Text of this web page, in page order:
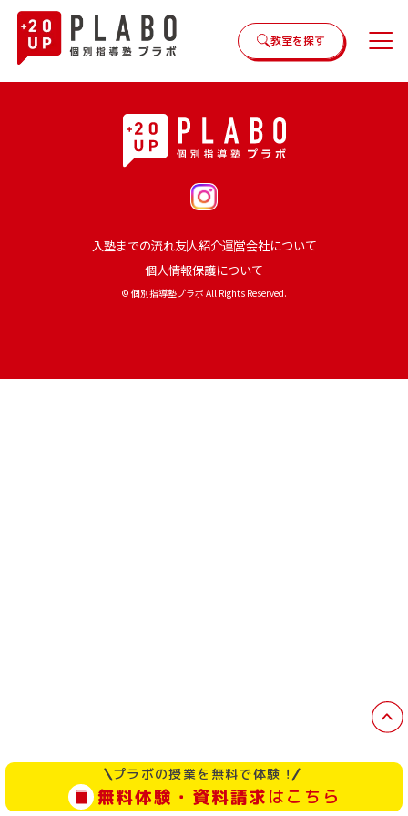
教室を探す
入塾までの流れ友人紹介運営会社について
個人情報保護について
© 個別指導塾プラボ All Rights Reserved.
プラボの授業を無料で体験！
無料体験・資料請求 はこちら